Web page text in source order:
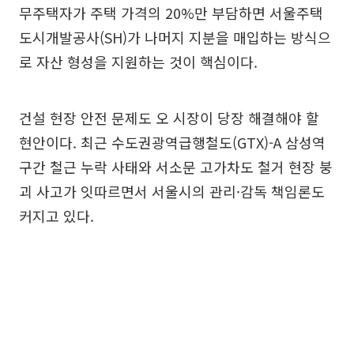
무주택자가 주택 가격의 20%만 부담하면 서울주택
도시개발공사(SH)가 나머지 지분을 매입하는 방식으
로 자산 형성을 지원하는 것이 핵심이다.
건설 현장 안전 문제도 오 시장이 당장 해결해야 할
현안이다. 최근 수도권광역급행철도(GTX)-A 삼성역
구간 철근 누락 사태와 서소문 고가차도 철거 현장 붕
괴 사고가 잇따르면서 서울시의 관리·감독 책임론도
커지고 있다.